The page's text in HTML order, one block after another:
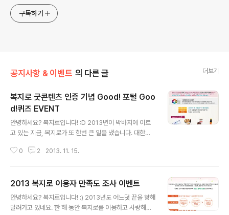
구독하기
공지사항 & 이벤트 의 다른 글 더보기
복지로 굿콘텐츠 인증 기념 Good! 포털 Goo
d!퀴즈 EVENT
안녕하세요? 복지로입니다! :D 2013년이 막바지에 이르
고 있는 지금, 복지로가 또 한번 큰 일을 냈습니다. 대한민
증 마크인 '굿콘텐츠 인증마크'를 획득하게 되었습니다. 짝
클릭하면 이벤트 페이지로 이동! 2. 퀴즈참여 후 이벤트 참
여 클릭 3.이벤트 종료 후 추첨을 통해 당첨자 선정 *이벤
트에 참여하신 분들 가운데 추첨을 통해 다양한 경품을 드
0 2 2013. 11. 15.
2013 복지로 이용자 만족도 조사 이벤트
안녕하세요? 복지로입니다! :) 2013년도 어느덧 끝을 향해
달려가고 있네요. 한 해 동안 복지로를 이용하고 사랑해주